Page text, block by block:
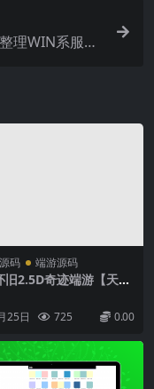
理WIN系服务
码 端游源码
旧2.5D奇迹端游【天空
特色版】+WIN本地学
端+注册网页+PC客户端
25日
725 0.00